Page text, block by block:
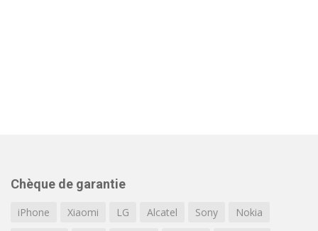
Chèque de garantie
iPhone Xiaomi LG Alcatel Sony
Nokia